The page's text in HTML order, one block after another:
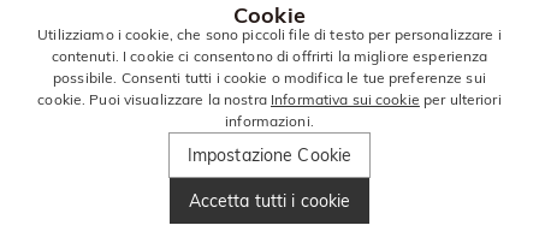
2026
Jewelry
Riservati.
Italia|Italiano(it)|EUR €
Cookie
Utilizziamo i cookie, che sono piccoli file di testo per personalizzare i
contenuti. I cookie ci consentono di offrirti la migliore esperienza
possibile. Consenti tutti i cookie o modifica le tue preferenze sui
cookie. Puoi visualizzare la nostra Informativa sui cookie per ulteriori
informazioni.
Impostazione Cookie
Accetta tutti i cookie